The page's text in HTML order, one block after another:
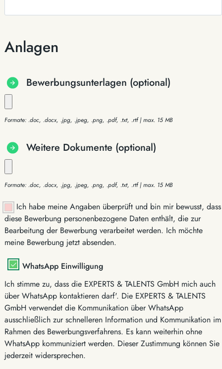
Anlagen
Bewerbungsunterlagen (optional)
Formate: .doc, .docx, .jpg, .jpeg, .png, .pdf, .txt, .rtf | max. 15 MB
Weitere Dokumente (optional)
Formate: .doc, .docx, .jpg, .jpeg, .png, .pdf, .txt, .rtf | max. 15 MB
Ich habe meine Angaben überprüft und bin mir bewusst, dass
diese Bewerbung personenbezogene Daten enthält, die zur
Bearbeitung der Bewerbung verarbeitet werden. Ich möchte
meine Bewerbung jetzt absenden.
WhatsApp Einwilligung
Ich stimme zu, dass die EXPERTS & TALENTS GmbH mich auch
über WhatsApp kontaktieren darf'. Die EXPERTS & TALENTS
GmbH verwendet die Kommunikation über WhatsApp
ausschließlich zur schnelleren Information und Kommunikation im
Rahmen des Bewerbungsverfahrens. Es kann weiterhin ohne
WhatsApp kommuniziert werden. Dieser Zustimmung können Sie
jederzeit widersprechen.